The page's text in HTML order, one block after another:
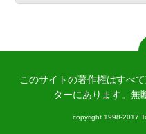
このサイトの著作権はすべ
ターにあります。 無
copyright 1998-2017